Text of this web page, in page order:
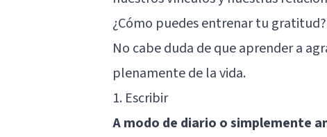
¿Cómo puedes entrenar tu gratitud?
No cabe duda de que aprender a
plenamente de la vida.
1. Escribir
A modo de diario o simplemente